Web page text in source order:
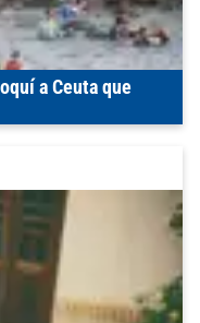
a Ceuta que